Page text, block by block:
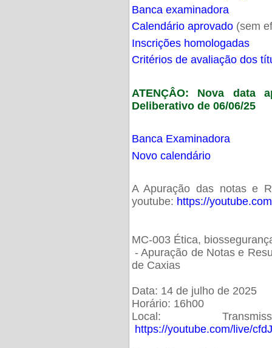
Banca examinadora
Calendário aprovado(sem
Inscrições homologadas
Critérios de avaliação dos
ATENÇÂO: Nova data
Deliberativo de 06/06/25
Banca Examinadora
Novo calendário
A Apuração das notas e
youtube: https://
MC-003 Ética,
- Apuração de Notas e
de Caxias
Data: 14 de julho de 2025
Horário: 16h00
Local:
https://youtube.com/live/